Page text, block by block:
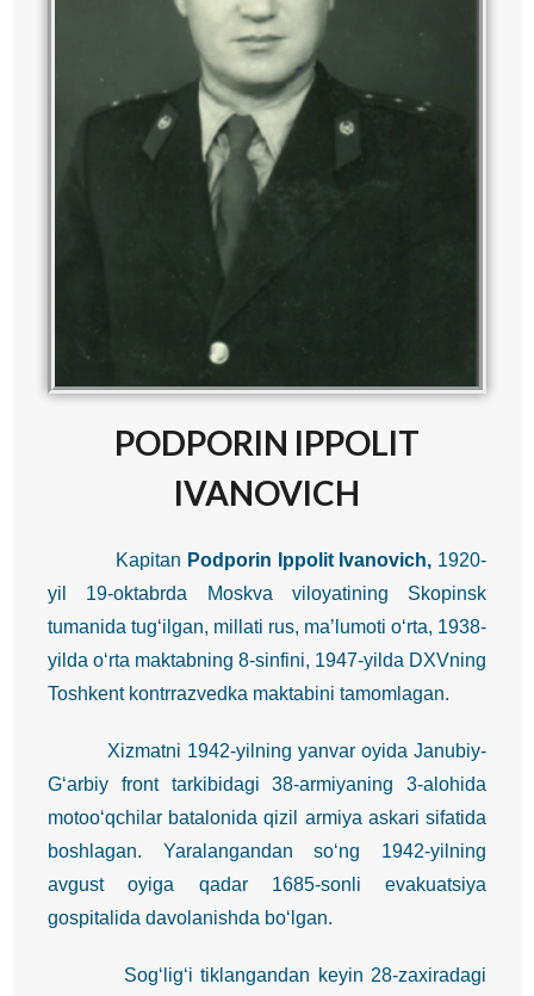
PODPORIN IPPOLIT
IVANOVICH
Kapitan Podporin Ippolit Ivanovich, 1920-
yil 19-oktabrda Moskva viloyatining Skopinsk
tumanida tug‘ilgan, millati rus, ma’lumoti o‘rta, 1938-
yilda o‘rta maktabning 8-sinfini, 1947-yilda DXVning
Toshkent kontrrazvedka maktabini tamomlagan.
Xizmatni 1942-yilning yanvar oyida Janubiy-
G‘arbiy front tarkibidagi 38-armiyaning 3-alohida
motoo‘qchilar batalonida qizil armiya askari sifatida
boshlagan. Yaralangandan so‘ng 1942-yilning
avgust oyiga qadar 1685-sonli evakuatsiya
gospitalida davolanishda bo‘lgan.
Sog‘lig‘i tiklangandan keyin 28-zaxiradagi